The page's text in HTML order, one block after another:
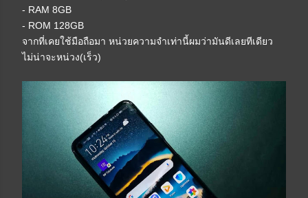
- RAM 8GB
- ROM 128GB
จากที่เคยใช้มือถือมา หน่วยความจำเท่านี้ผมว่ามันดีเลยทีเดียว
ไม่น่าจะหน่วง(เร็ว)